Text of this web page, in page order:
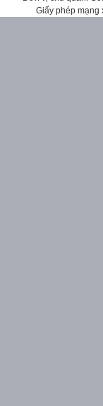
Giấy phép mạng